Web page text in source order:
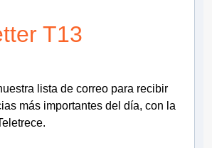
T13
lista de correo para recibir
más importantes del día, con la